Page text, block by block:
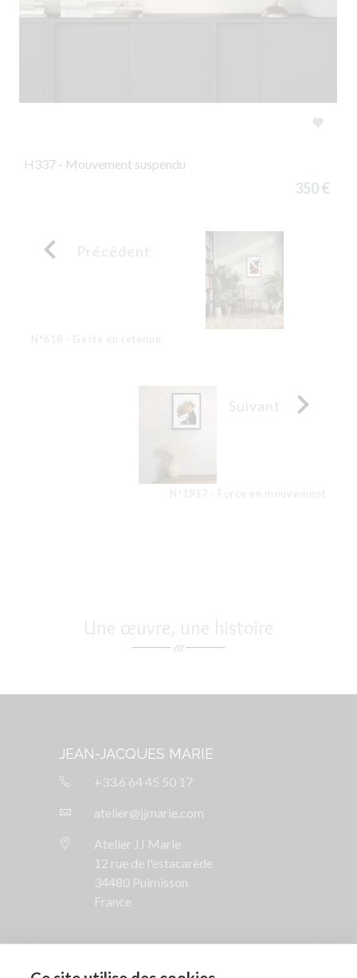

H337 - Mouvement suspendu
350 €
 Précédent
N°618 - Geste en retenue
Suivant 
N°1917 - Force en mouvement
Une œuvre, une histoire
JEAN-JACQUES MARIE
+33.6 64 45 50 17
atelier@jjmarie.com
Atelier JJ Marie
12 rue de l'estacarède
34480 Puimisson
France